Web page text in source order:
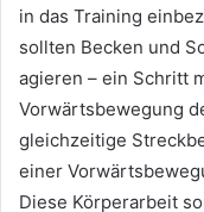
in das Training
sollten Becken und
agieren – ein Schritt
Vorwärtsbewegung
gleichzeitige
einer
Diese Körperarbeit